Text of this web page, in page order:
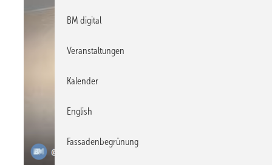
BM digital
Veranstaltungen
Kalender
English
Fassadenbegrünung